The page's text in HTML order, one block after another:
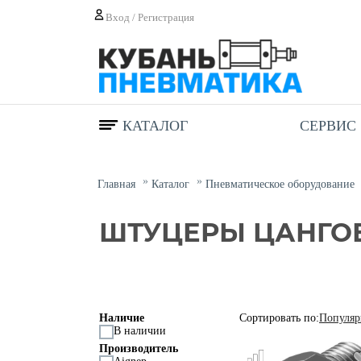
Вход / Регистрация
КАТАЛОГ СЕРВИС
Главная Каталог Пневматическое оборудование
ШТУЦЕРЫ
Наличие
В наличии
Производитель
Сортировать по: